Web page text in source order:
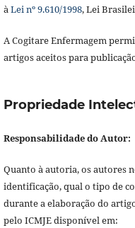
àLei nº 9.610/1998, Lei
A Cogitare Enfermagem
artigos aceitos para
Propriedade
Responsabilidade do Autor:
Quanto à autoria, os autores
identificação, qual o tipo de
durante a elaboração do
pelo ICMJE disponível em: